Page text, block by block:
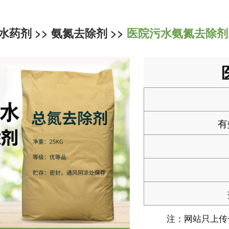
药剂 >> 氨氮去除剂 >> 医院污水氨氮去除剂
注：网站只上